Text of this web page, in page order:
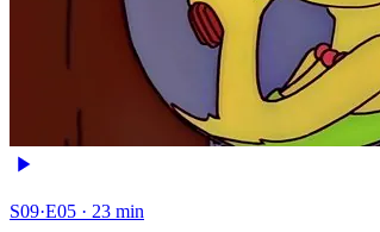
S09·E05 · 23 min